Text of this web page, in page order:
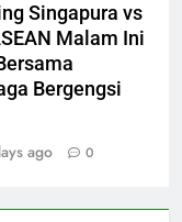
Singapura vs
Malam Ini
Bergengsi
ago 0